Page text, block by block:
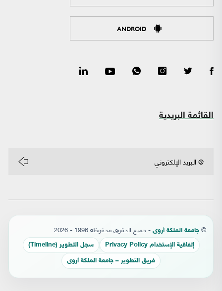
ANDROID
القائمة البريدية
© جامعة الملكة أروى - جميع الحقوق محفوظة 1996 - 2026
إتفاقية الإستخدام Privacy Policy سجل التطوير (Timeline)
فريق التطوير – جامعة الملكة أروى